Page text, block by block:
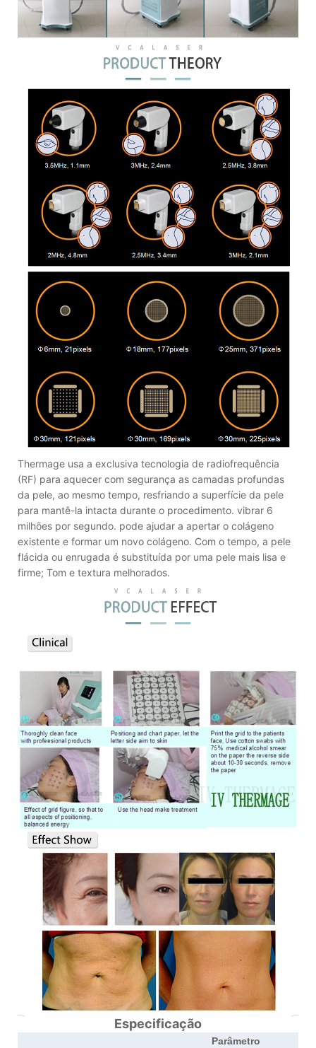
Thermage usa a exclusiva tecnologia de radiofrequência
(RF) para aquecer com segurança as camadas profundas
da pele, ao mesmo tempo, resfriando a superfície da pele
para mantê-la intacta durante o procedimento. vibrar 6
milhões por segundo. pode ajudar a apertar o colágeno
existente e formar um novo colágeno. Com o tempo, a pele
flácida ou enrugada é substituída por uma pele mais lisa e
firme; Tom e textura melhorados.
Especificação
Parâmetro